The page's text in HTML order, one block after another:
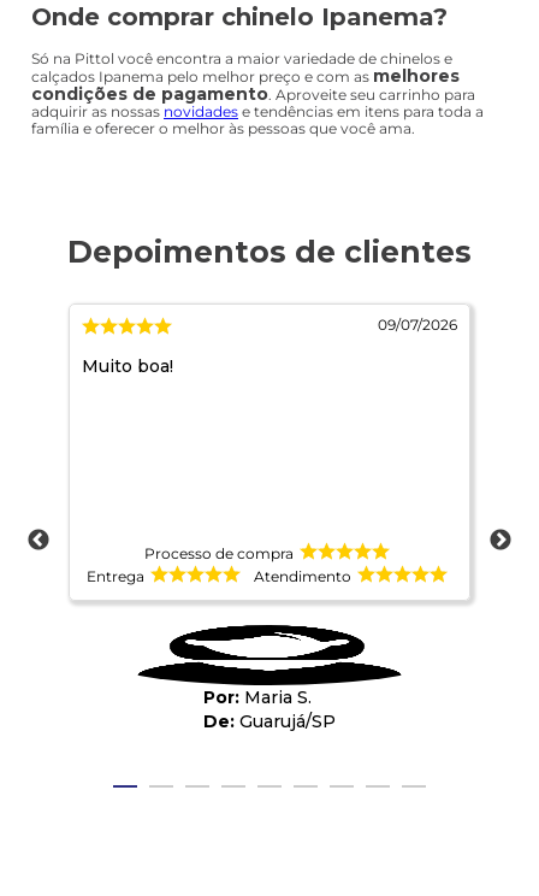
Onde comprar chinelo Ipanema?
Só na Pittol você encontra a maior variedade de chinelos e
calçados Ipanema pelo melhor preço e com as melhores
condições de pagamento. Aproveite seu carrinho para
adquirir as nossas novidades e tendências em itens para toda a
família e oferecer o melhor às pessoas que você ama.
09/07/2026
Muito boa!
Processo de compra
Entrega
Atendimento
Maria S.
Guarujá/SP